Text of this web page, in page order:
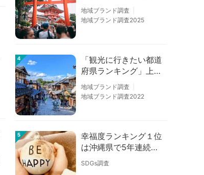
6」京都は低下、神奈
川上昇
地域ブランド調査
地域ブランド調査2025
4
「観光に行きたい都道
府県ランキング」上位
の順位に変動あり
地域ブランド調査
地域ブランド調査2022
5
幸福度ランキング１位
は沖縄県で5年連続！
佐賀、愛知が順位上昇
【幸福度調査2026】
SDGs調査